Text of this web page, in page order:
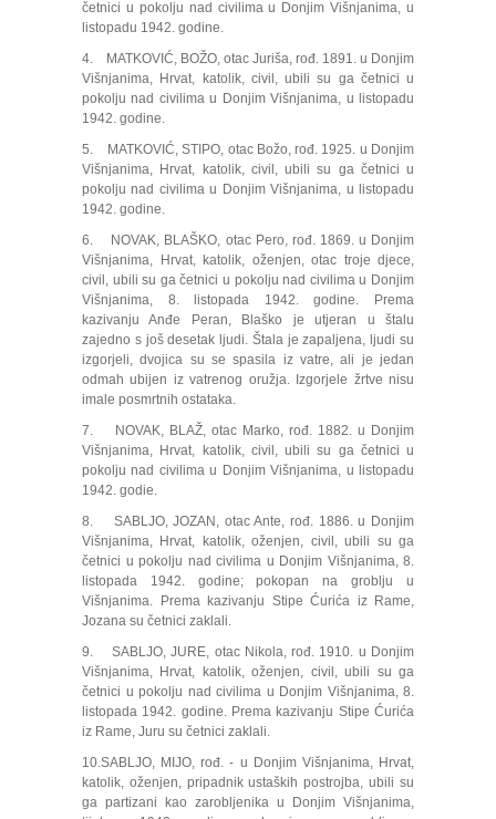
četnici u pokolju nad civilima u Donjim Višnjanima, u
listopadu 1942. godine.
4. MATKOVIĆ, BOŽO, otac Juriša, rođ. 1891. u Donjim
Višnjanima, Hrvat, katolik, civil, ubili su ga četnici u
pokolju nad civilima u Donjim Višnjanima, u listopadu
1942. godine.
5. MATKOVIĆ, STIPO, otac Božo, rođ. 1925. u Donjim
Višnjanima, Hrvat, katolik, civil, ubili su ga četnici u
pokolju nad civilima u Donjim Višnjanima, u listopadu
1942. godine.
6. NOVAK, BLAŠKO, otac Pero, rođ. 1869. u Donjim
Višnjanima, Hrvat, katolik, oženjen, otac troje djece,
civil, ubili su ga četnici u pokolju nad civilima u Donjim
Višnjanima, 8. listopada 1942. godine. Prema
kazivanju Anđe Peran, Blaško je utjeran u štalu
zajedno s još desetak ljudi. Štala je zapaljena, ljudi su
izgorjeli, dvojica su se spasila iz vatre, ali je jedan
odmah ubijen iz vatrenog oružja. Izgorjele žrtve nisu
imale posmrtnih ostataka.
7. NOVAK, BLAŽ, otac Marko, rođ. 1882. u Donjim
Višnjanima, Hrvat, katolik, civil, ubili su ga četnici u
pokolju nad civilima u Donjim Višnjanima, u listopadu
1942. godie.
8. SABLJO, JOZAN, otac Ante, rođ. 1886. u Donjim
Višnjanima, Hrvat, katolik, oženjen, civil, ubili su ga
četnici u pokolju nad civilima u Donjim Višnjanima, 8.
listopada 1942. godine; pokopan na groblju u
Višnjanima. Prema kazivanju Stipe Ćurića iz Rame,
Jozana su četnici zaklali.
9. SABLJO, JURE, otac Nikola, rođ. 1910. u Donjim
Višnjanima, Hrvat, katolik, oženjen, civil, ubili su ga
četnici u pokolju nad civilima u Donjim Višnjanima, 8.
listopada 1942. godine. Prema kazivanju Stipe Ćurića
iz Rame, Juru su četnici zaklali.
10.SABLJO, MIJO, rođ. - u Donjim Višnjanima, Hrvat,
katolik, oženjen, pripadnik ustaških postrojba, ubili su
ga partizani kao zarobljenika u Donjim Višnjanima,